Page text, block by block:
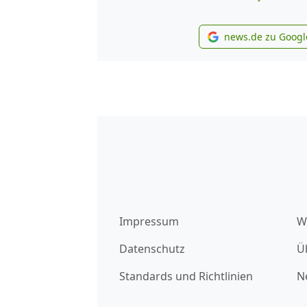
news.de zu
Impressum
Datenschutz
Standards und Richtlinien